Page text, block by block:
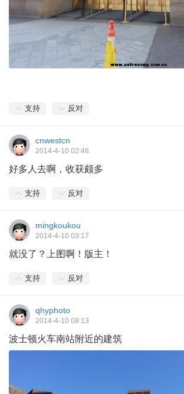
支持 反对
cnwestcn
2014-4-10 02:46
好多人去啊，收获颇多
支持 反对
mingkoukou
2014-4-10 03:17
就没了？上图啊！版主！
支持 反对
qhyphoto
2014-4-10 08:13
波士顿火车南站附近的建筑